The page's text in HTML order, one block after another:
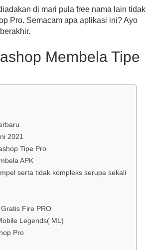
di mari pula free nama lain tidak
Pro. Semacam apa aplikasi ini? Ayo
Membela Tipe
2021
Tipe Pro
APK
serta tidak kompleks serupa sekali
Fire PRO
Legends( ML)
Pro